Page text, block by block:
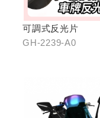
可調式反光片
GH-2239-A0